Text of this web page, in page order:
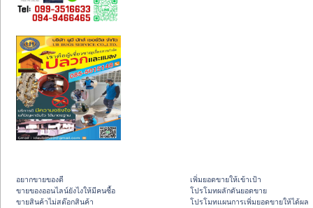
อยากขายของดี
ขายของออนไลน์ยังไงให้มีคนซื้อ
ขายสินค้าไม่สต๊อกสินค้า
เพิ่มยอดขายให้เข้าเป้า
โปรโมทผลักดันยอดขาย
โปรโมทแผนการเพิ่มยอดขายให้ได้ผล